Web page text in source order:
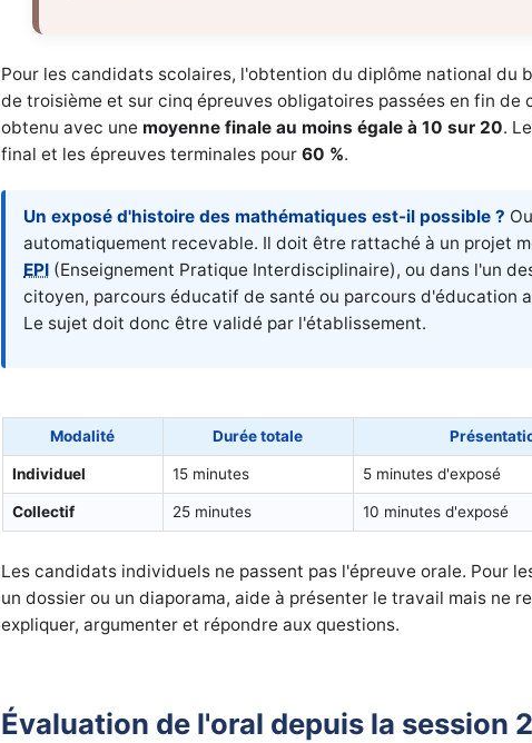
Pour les candidats scolaires, l'obtention du diplôme national du
de troisième et sur cinq épreuves obligatoires passées en fin
obtenu avec une moyenne finale au moins égale à 10 sur 20.
final et les épreuves terminales pour60 %.
Un exposé d'histoire des mathématiques est-il possible ?
automatiquement recevable. Il doit être rattaché à un projet
EPI (Enseignement Pratique Interdisciplinaire), ou dans l'un
citoyen, parcours éducatif de santé ou parcours d'éducation
Le sujet doit donc être validé par l'établissement.
Modalité Durée totale
Individuel 15 minutes 5 minutes d'exposé
Collectif 25 minutes 10 minutes d'exposé
Les candidats individuels ne passent pas l'épreuve orale. Pour
un dossier ou un diaporama, aide à présenter le travail mais ne
expliquer, argumenter et répondre aux questions.
Évaluation de l'oral depuis la session